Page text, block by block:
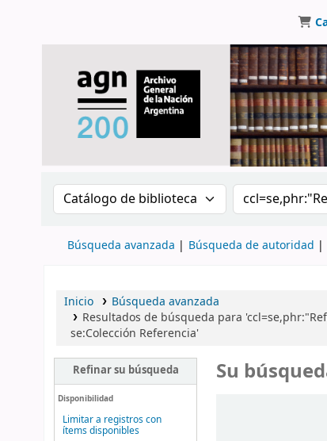
Buscar en el catálogo por: Buscar en el
Búsqueda avanzada Búsqueda de autoridad
Inicio
Búsqueda avanzada
Resultados de búsqueda para
se:Colección Referencia'
Refinar su búsqueda
Disponibilidad
Limitar a registros con
ítems disponibles
Su